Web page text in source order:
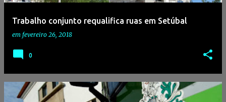
Trabalho conjunto requalifica ruas em Setúbal
em fevereiro 26, 2018
0